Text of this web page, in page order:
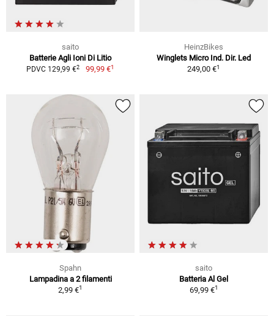
saito
Batterie Agli Ioni Di Litio
PDVC 129,99 €2 99,99 €1
HeinzBikes
Winglets Micro Ind. Dir. Led
249,00 €1
Spahn
Lampadina a 2 filamenti
2,99 €1
saito
Batteria Al Gel
69,99 €1